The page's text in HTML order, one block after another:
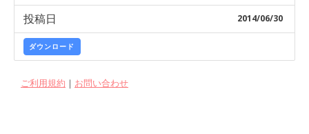
投稿日 2014/06/30
ダウンロード
ご利用規約 ｜ お問い合わせ